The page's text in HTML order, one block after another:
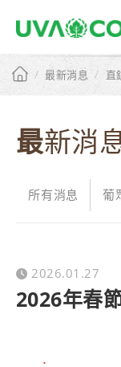
/ 最新消息 / 直
最新消
所有消息 葡
2026.01.27
2026年春